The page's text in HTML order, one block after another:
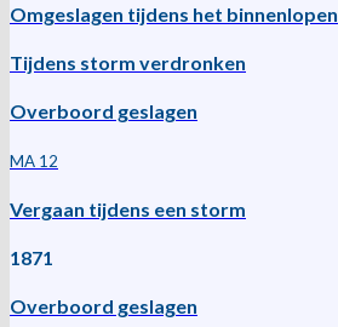
Omgeslagen tijdens het binnenlopen
Tijdens storm verdronken
Overboord geslagen
MA 12
Vergaan tijdens een storm
1871
Overboord geslagen